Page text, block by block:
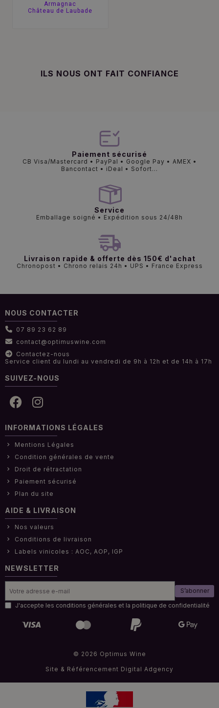
Armagnac
Château de Laubade
ILS NOUS ONT FAIT CONFIANCE
Paiement sécurisé
CB Visa/Mastercard • PayPal • Google Pay • AMEX •
Bancontact • iDeal • Sofort...
Service
Emballage soigné • Expédition sous 24/48h
Livraison rapide & offerte dès 150€ d'achat
Chronopost • Chrono relais 24h • UPS • France Express
NOUS CONTACTER
07 89 23 62 89
contact@optimuswine.com
Contactez-nous
Service client du lundi au vendredi de 9h à 12h et de 14h à 17h
SUIVEZ-NOUS
INFORMATIONS LÉGALES
Mentions Légales
Condition générales de vente
Droit de rétractation
Paiement sécurisé
Plan du site
AIDE & LIVRAISON
Nos valeurs
Conditions de livraison
Labels vinicoles : AOC, AOP, IGP
NEWSLETTER
S’abonner
J'accepte les conditions générales et la politique de confidentialité
© 2026 Optimus Wine
Site & Référencement Digital Adgency